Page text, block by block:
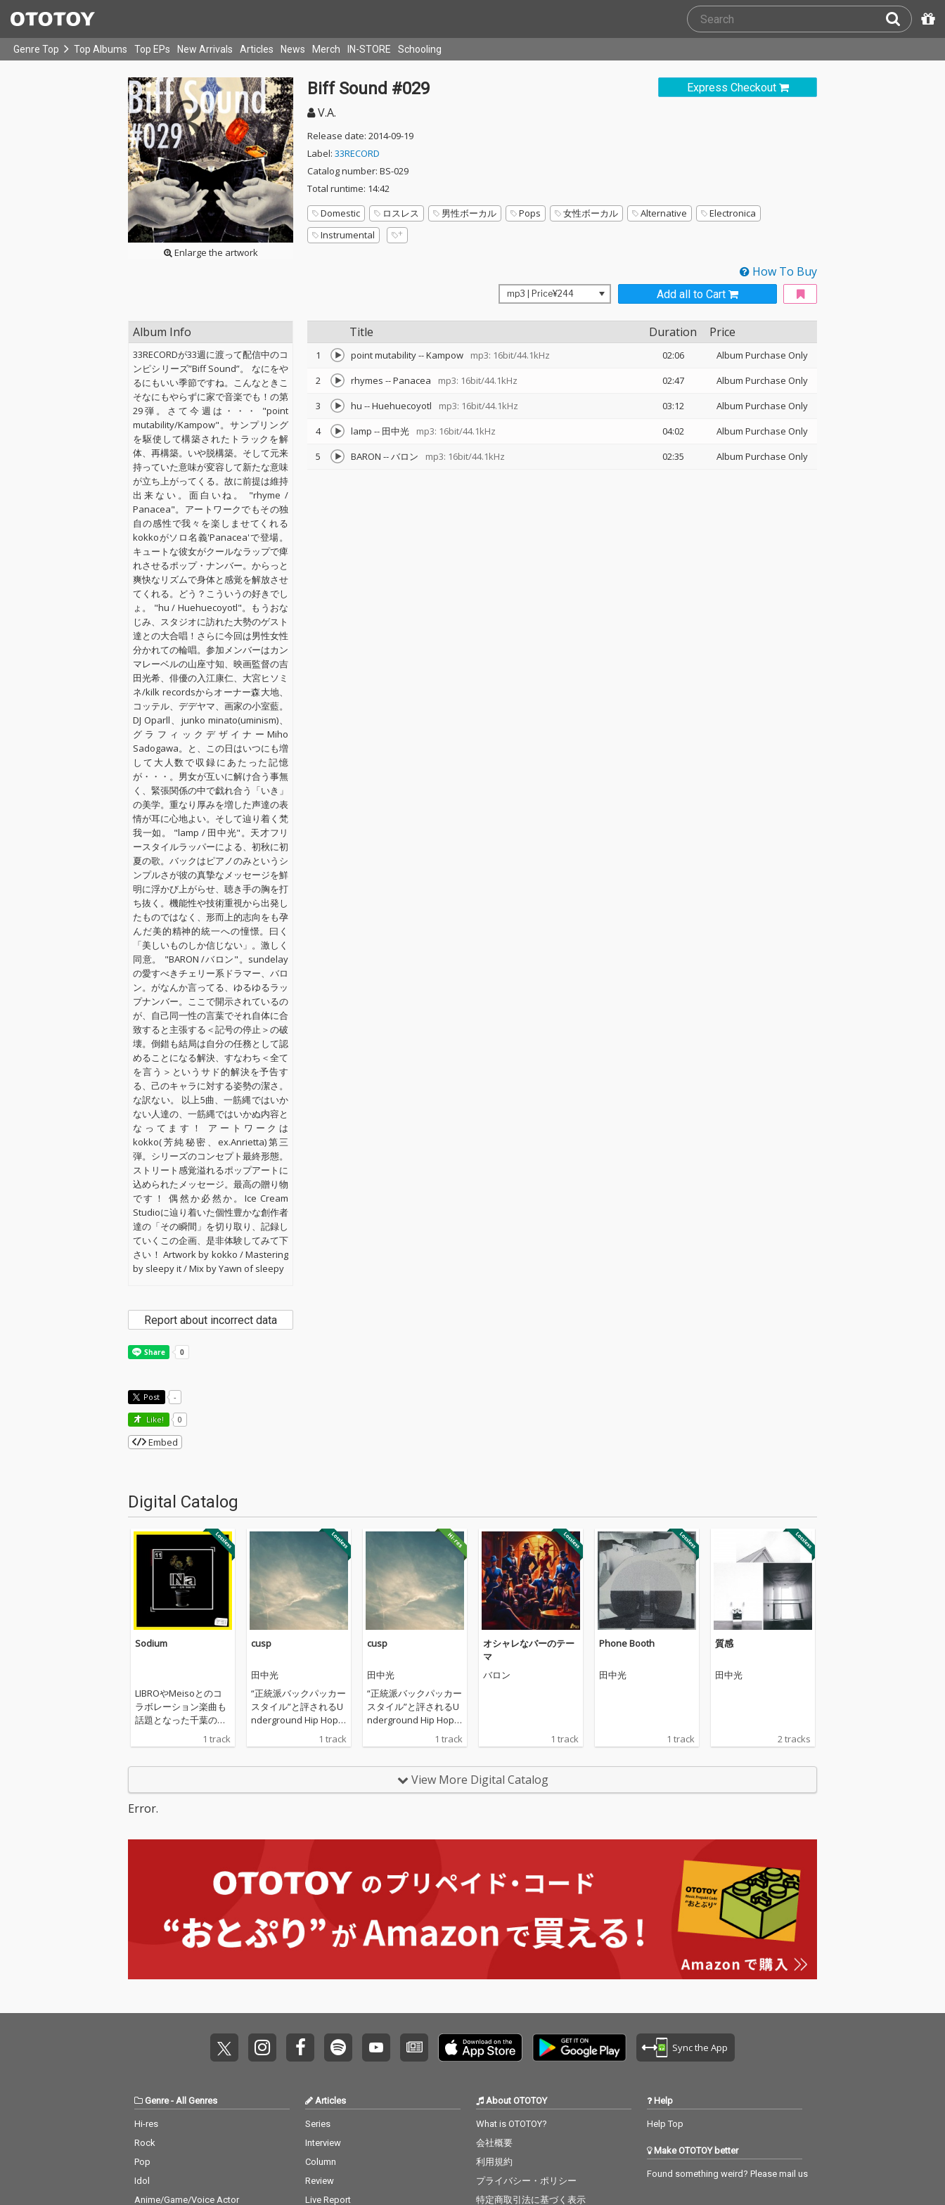
Genre Top Top Albums Top EPs New Arrivals Articles News Merch IN-STORE Schooling
Enlarge the artwork
Express Checkout
Biff Sound #029
V.A.
Release date: 2014-09-19
Label: 33RECORD
Catalog number: BS-029
Total runtime: 14:42
Domestic
ロスレス 男性ボーカル Pops 女性ボーカル Alternative
Electronica
Instrumental
How To Buy
Add all to Cart
Title Duration Price
1 point mutability--Kampow mp3: 16bit/44.1kHz 02:06
Album Purchase Only
2
rhymes --Panacea mp3: 16bit/44.1kHz 02:47
Album Purchase Only
3
hu --Huehuecoyotl mp3: 16bit/44.1kHz 03:12
Album Purchase Only
4
lamp -- 田中光 mp3: 16bit/44.1kHz 04:02
Album Purchase Only
5
BARON --バロン mp3: 16bit/44.1kHz 02:35 Album Purchase Only
Album Info
33RECORDが33週に渡って配信中のコ
ンピシリーズ”Biff Sound”。 なにをや
るにもいい季節ですね。こんなときこ
そなにもやらずに家で音楽でも！の第
29弾。さて今週は・・・ "point
mutability/Kampow"。サンプリング
を駆使して構築されたトラックを解
体、再構築。いや脱構築。そして元来
持っていた意味が変容して新たな意味
が立ち上がってくる。故に前提は維持
出来ない。面白いね。 "rhyme /
Panacea"。アートワークでもその独
自の感性で我々を楽しませてくれる
kokkoがソロ名義'Panacea'で登場。
キュートな彼女がクールなラップで痺
れさせるポップ・ナンバー。からっと
爽快なリズムで身体と感覚を解放させ
てくれる。どう？こういうの好きでし
ょ。 "hu / Huehuecoyotl"。もうおな
じみ、スタジオに訪れた大勢のゲスト
達との大合唱！さらに今回は男性女性
分かれての輪唱。参加メンバーはカン
マレーベルの山座寸知、映画監督の吉
田光希、俳優の入江康仁、大宮ヒソミ
ネ/kilk recordsからオーナー森大地、
コッテル、デデヤマ、画家の小室藍。
DJ Oparll、junko minato(uminism)、
グラフィックデザイナーMiho
Sadogawa。と、この日はいつにも増
して大人数で収録にあたった記憶
が・・・。男女が互いに解け合う事無
く、緊張関係の中で戯れ合う「いき」
の美学。重なり厚みを増した声達の表
情が耳に心地よい。そして辿り着く梵
我一如。 "lamp / 田中光"。天才フリ
ースタイルラッパーによる、初秋に初
夏の歌。バックはピアノのみというシ
ンプルさが彼の真摯なメッセージを鮮
明に浮かび上がらせ、聴き手の胸を打
ち抜く。機能性や技術重視から出発し
たものではなく、形而上的志向をも孕
んだ美的精神的統一への憧憬。曰く
「美しいものしか信じない」。激しく
同意。 "BARON /バロン"。sundelay
の愛すべきチェリー系ドラマー、バロ
ン。がなんか言ってる、ゆるゆるラッ
プナンバー。ここで開示されているの
が、自己同一性の言葉でそれ自体に合
致すると主張する＜記号の停止＞の破
壊。倒錯も結局は自分の任務として認
めることになる解決、すなわち＜全て
を言う＞というサド的解決を予告す
る、己のキャラに対する姿勢の潔さ。
な訳ない。 以上5曲、一筋縄ではいか
ない人達の、一筋縄ではいかぬ内容と
なってます！ アートワークは
kokko(芳純秘密、ex.Anrietta)第三
弾。シリーズのコンセプト最終形態。
ストリート感覚溢れるポップアートに
込められたメッセージ。最高の贈り物
です！ 偶然か必然か。Ice Cream
Studioに辿り着いた個性豊かな創作者
達の「その瞬間」を切り取り、記録し
ていくこの企画、是非体験してみて下
さい！ Artwork by kokko / Mastering
by sleepy it / Mix by Yawn of sleepy
Report about incorrect data
Post -
Like! 0
Embed
Digital Catalog
Sodium
LIBROやMeisoとのコ
ラボレーション楽曲も
話題となった千葉のリ
ンス/音楽/映像を中心
もあるビートメイカーF
D”名義での初シング
1 track
cusp
田中光
“正統派バックパッカー
スタイル”と評されるU
nderground Hip Hop
MC田中光と、常に実験
的でありながらも唯一
列に描写し比喩したリ
がらも温かみがあるサ
ウンドが心理的な帰属
古来の文化を貴重とし
ながら独自の世界観と
発想をデザインとして
1 track
cusp
田中光
“正統派バックパッカー
スタイル”と評されるU
nderground Hip Hop
MC田中光と、常に実験
的でありながらも唯一
いる兵庫県加古川市出
身のビートメイカーdh
列に描写し比喩したリ
がらも温かみがあるサ
ウンドが心理的な帰属
古来の文化を貴重とし
ながら独自の世界観と
発想をデザインとして
1 track
オシャレなバーのテー
マ
バロン
1 track
Phone Booth
田中光
1 track
質感
田中光
2 tracks
View More Digital Catalog
Error.
Sync the App
Genre- All Genres
Hi-res
Rock
Pop
Idol
Anime/Game/Voice Actor
Articles
Series
Interview
Column
Review
Live Report
About OTOTOY
What is OTOTOY?
会社概要
利用規約
プライバシー・ポリシー
特定商取引法に基づく表示
Help
Help Top
Make OTOTOY better
Found something weird? Please mail us